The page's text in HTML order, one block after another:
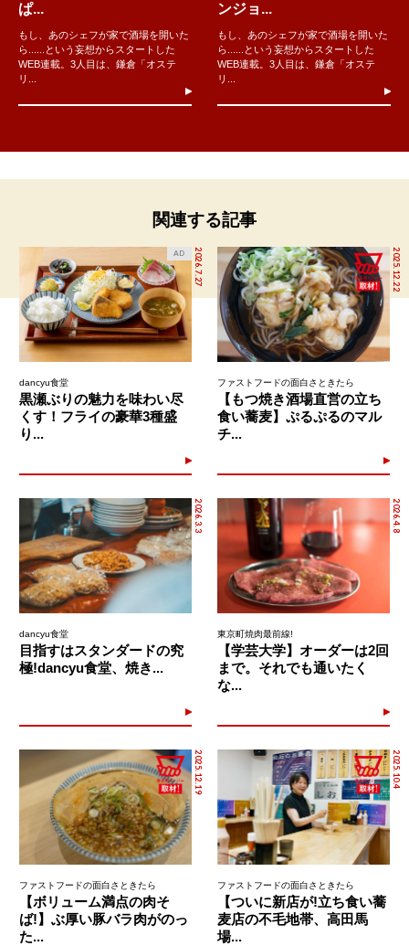
ぱ...
もし、あのシェフが家で酒場を開いた
ら......という妄想からスタートした
WEB連載。3人目は、鎌倉「オステ
リ...
ンジョ...
もし、あのシェフが家で酒場を開いた
ら......という妄想からスタートした
WEB連載。3人目は、鎌倉「オステ
リ...
関連する記事
2026.7.27
AD
dancyu食堂
黒瀬ぶりの魅力を味わい尽
くす！フライの豪華3種盛
り...
2025.12.22
ファストフードの面白さときたら
【もつ焼き酒場直営の立ち
食い蕎麦】ぷるぷるのマル
チ...
2026.3.3
dancyu食堂
目指すはスタンダードの究
極!dancyu食堂、焼き...
2026.4.8
東京町焼肉最前線!
【学芸大学】オーダーは2回
まで。それでも通いたく
な...
2025.12.19
ファストフードの面白さときたら
【ボリューム満点の肉そ
ば!】ぶ厚い豚バラ肉がのっ
た...
2025.10.4
ファストフードの面白さときたら
【ついに新店が!立ち食い蕎
麦店の不毛地帯、高田馬
場...